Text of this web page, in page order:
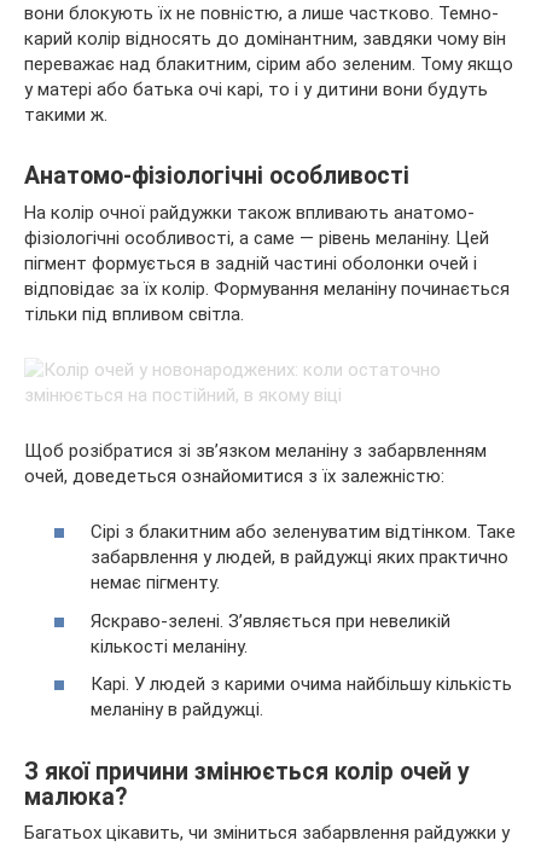
вони блокують їх не повністю, а лише частково. Темно-
карий колір відносять до домінантним, завдяки чому він
переважає над блакитним, сірим або зеленим. Тому якщо
у матері або батька очі карі, то і у дитини вони будуть
такими ж.
Анатомо-фізіологічні особливості
На колір очної райдужки також впливають анатомо-
фізіологічні особливості, а саме — рівень меланіну. Цей
пігмент формується в задній частині оболонки очей і
відповідає за їх колір. Формування меланіну починається
тільки під впливом світла.
Щоб розібратися зі зв’язком меланіну з забарвленням
очей, доведеться ознайомитися з їх залежністю:
Сірі з блакитним або зеленуватим відтінком. Таке
забарвлення у людей, в райдужці яких практично
немає пігменту.
Яскраво-зелені. З’являється при невеликій
кількості меланіну.
Карі. У людей з карими очима найбільшу кількість
меланіну в райдужці.
З якої причини змінюється колір очей у
малюка?
Багатьох цікавить, чи зміниться забарвлення райдужки у